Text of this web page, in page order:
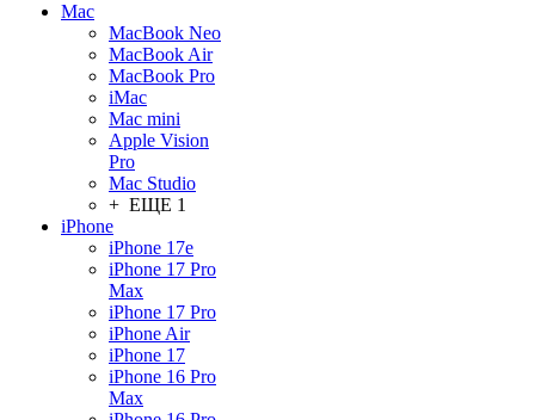
Mac
MacBook Neo
MacBook Air
MacBook Pro
iMac
Mac mini
Apple Vision
Pro
Mac Studio
+ ЕЩЕ 1
iPhone
iPhone 17e
iPhone 17 Pro
Max
iPhone 17 Pro
iPhone Air
iPhone 17
iPhone 16 Pro
Max